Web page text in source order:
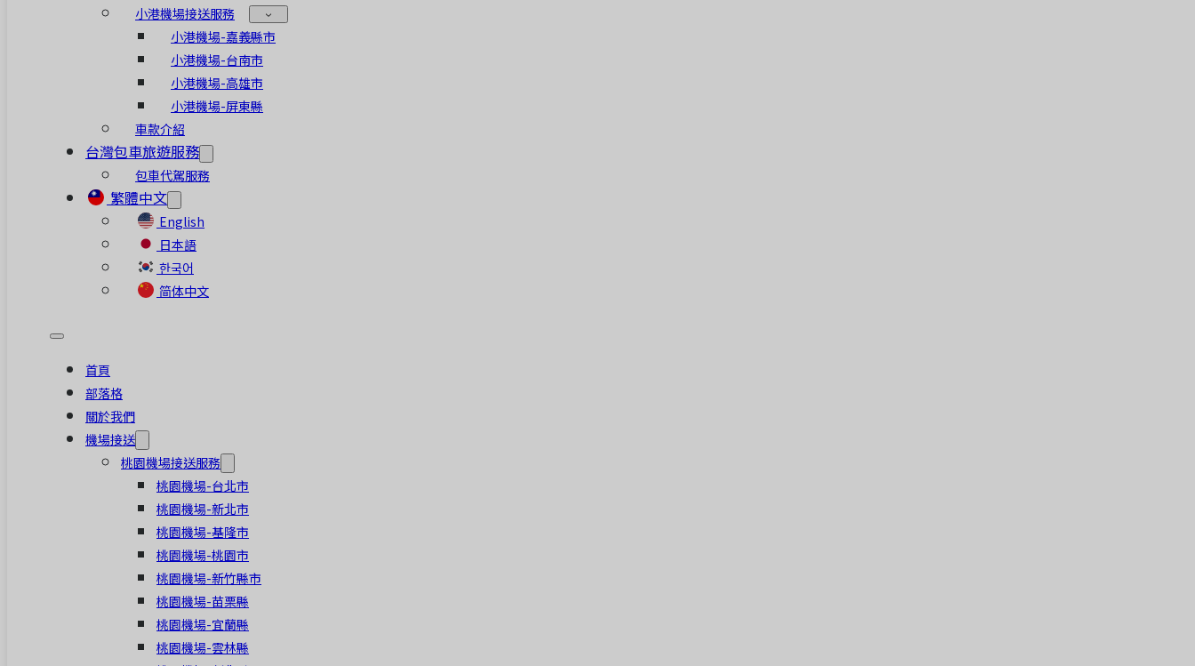
小港機場接送服務
小港機場-嘉義縣市
小港機場-台南市
小港機場-高雄市
小港機場-屏東縣
車款介紹
台灣包車旅遊服務
包車代駕服務
繁體中文
English
日本語
한국어
简体中文
首頁
部落格
關於我們
機場接送
桃園機場接送服務
桃園機場-台北市
桃園機場-新北市
桃園機場-基隆市
桃園機場-桃園市
桃園機場-新竹縣市
桃園機場-苗栗縣
桃園機場-宜蘭縣
桃園機場-雲林縣